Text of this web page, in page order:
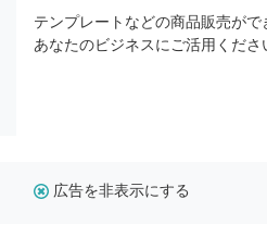
テンプレートなどの商品販売がで
あなたのビジネスにご活用くださ
広告を非表示にする